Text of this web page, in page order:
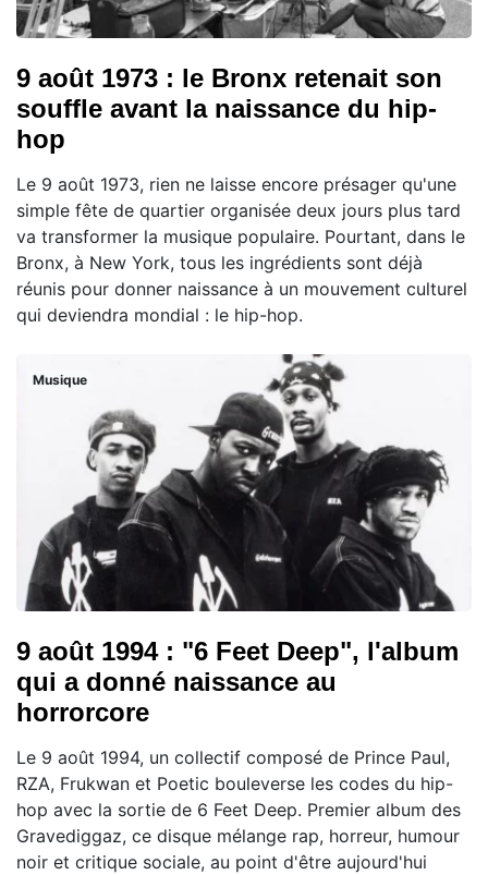
9 août 1973 : le Bronx retenait son
souffle avant la naissance du hip-
hop
Le 9 août 1973, rien ne laisse encore présager qu'une
simple fête de quartier organisée deux jours plus tard
va transformer la musique populaire. Pourtant, dans le
Bronx, à New York, tous les ingrédients sont déjà
réunis pour donner naissance à un mouvement culturel
qui deviendra mondial : le hip-hop.
Musique
9 août 1994 : "6 Feet Deep", l'album
qui a donné naissance au
horrorcore
Le 9 août 1994, un collectif composé de Prince Paul,
RZA, Frukwan et Poetic bouleverse les codes du hip-
hop avec la sortie de 6 Feet Deep. Premier album des
Gravediggaz, ce disque mélange rap, horreur, humour
noir et critique sociale, au point d'être aujourd'hui